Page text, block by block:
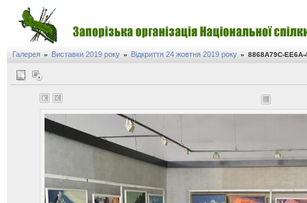
Галерея » Виставки 2019 року » Відкриття 24 жовтня 2019 року » 8868A79C-